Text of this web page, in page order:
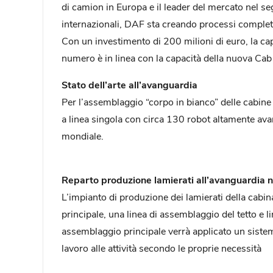
di camion in Europa e il leader del mercato nel
internazionali, DAF sta creando processi
Con un investimento di 200 milioni di euro, la
numero è in linea con la capacità della nuova
Stato dell’arte all’avanguardia
Per l’assemblaggio “corpo in bianco” delle
a linea singola con circa 130 robot altamente
mondiale.
Reparto produzione lamierati all’avanguardia
L’impianto di produzione dei lamierati della
principale, una linea di assemblaggio del tetto e
assemblaggio principale verrà applicato un
lavoro alle attività secondo le proprie necessità